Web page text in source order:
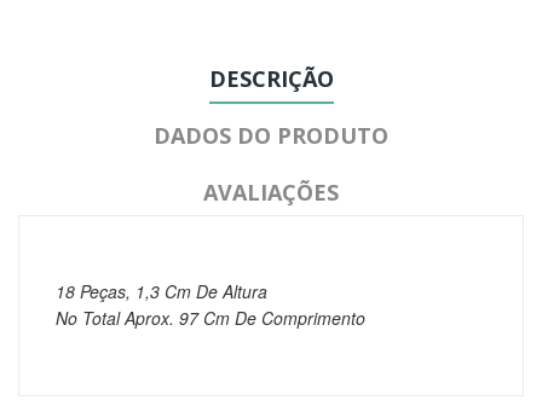
DESCRIÇÃO
DADOS DO PRODUTO
AVALIAÇÕES
18 Peças, 1,3 Cm De Altura
No Total Aprox. 97 Cm De Comprimento